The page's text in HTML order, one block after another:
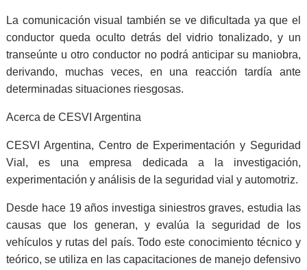
La comunicación visual también se ve dificultada ya que el
conductor queda oculto detrás del vidrio tonalizado, y un
transeúnte u otro conductor no podrá anticipar su maniobra,
derivando, muchas veces, en una reacción tardía ante
determinadas situaciones riesgosas.
Acerca de CESVI Argentina
CESVI Argentina, Centro de Experimentación y Seguridad
Vial, es una empresa dedicada a la investigación,
experimentación y análisis de la seguridad vial y automotriz.
Desde hace 19 años investiga siniestros graves, estudia las
causas que los generan, y evalúa la seguridad de los
vehículos y rutas del país. Todo este conocimiento técnico y
teórico, se utiliza en las capacitaciones de manejo defensivo